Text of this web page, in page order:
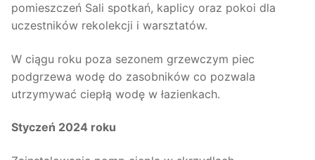
pomieszczeń Sali spotkań, kaplicy oraz pokoi dla
uczestników rekolekcji i warsztatów.
W ciągu roku poza sezonem grzewczym piec
podgrzewa wodę do zasobników co pozwala
utrzymywać ciepłą wodę w łazienkach.
Styczeń 2024 roku